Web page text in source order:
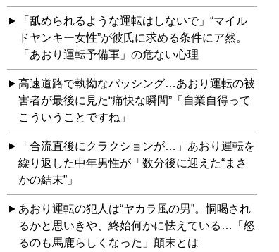
「舐められるような運転はしないで」“マイル
ドヤンキー女性”が彼氏に求める条件にア然。
「あおり運転予備軍」の危ない心理
高速道路で執拗なパッシング…あおり運転の被
害者が最後に見た“痛快な瞬間”「自業自得って
こういうことですね」
「合流直後にクラクションが…」あおり運転を
繰り返した中年男性が「数分後に迎えた“まさ
かの結末”」
あおり運転の犯人は“ヤカラ風の男”。恫喝され
るかと思いきや、終始何かに怯えている…「怒
るのも馬鹿らしくなった」顛末とは